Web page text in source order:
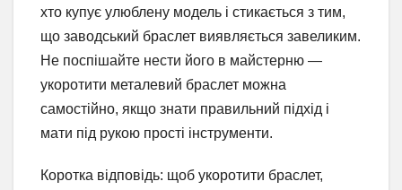
хто купує улюблену модель і стикається з тим,
що заводський браслет виявляється завеликим.
Не поспішайте нести його в майстерню —
укоротити металевий браслет можна
самостійно, якщо знати правильний підхід і
мати під рукою прості інструменти.
Коротка відповідь: щоб укоротити браслет,